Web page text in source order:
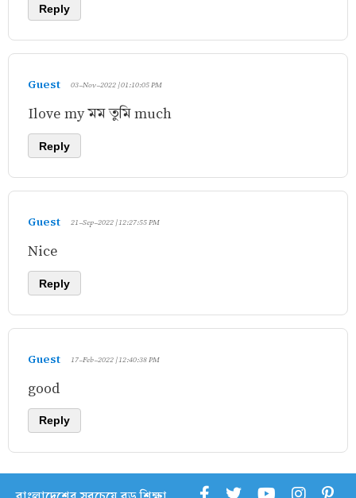
Reply
Guest 03-Nov-2022 | 01:10:05 PM
Ilove my মম তুমি much
Reply
Guest 21-Sep-2022 | 12:27:55 PM
Nice
Reply
Guest 17-Feb-2022 | 12:40:38 PM
good
Reply